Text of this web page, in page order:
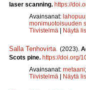
laser scanning. https://
Avainsanat: lahopuu
monimuotoisuuden
Tiivistelmä | Näytä
Salla Tenhovirta (2023).
Scots pine. https://doi.org/
Avainsanat: metaani;
Tiivistelmä | Näytä